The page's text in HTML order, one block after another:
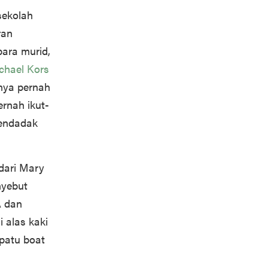
murid,
Kors
pernah
ikut-
Mary
dan
alas kaki
boat